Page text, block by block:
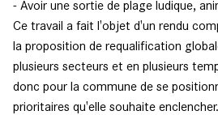
- Avoir une sortie de plage ludique,
Ce travail a fait l'objet d'un rendu
la proposition de requalification
plusieurs secteurs et en plusieurs
donc pour la commune de se
prioritaires qu'elle souhaite enclencher.